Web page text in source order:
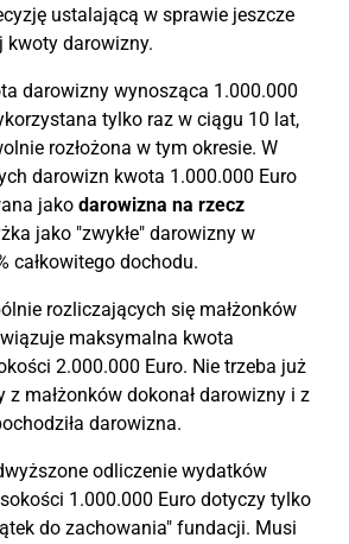
ustalającą w sprawie jeszcze
kwoty darowizny.
darowizny wynosząca 1.000.000
tylko raz w ciągu 10 lat,
rozłożona w tym okresie. W
darowizn kwota 1.000.000 Euro
jako darowizna na rzecz
jako "zwykłe" darowizny w
całkowitego dochodu.
rozliczających się małżonków
maksymalna kwota
2.000.000 Euro. Nie trzeba już
z małżonków dokonał darowizny i z
darowizna.
odliczenie wydatków
1.000.000 Euro dotyczy tylko
do zachowania" fundacji. Musi